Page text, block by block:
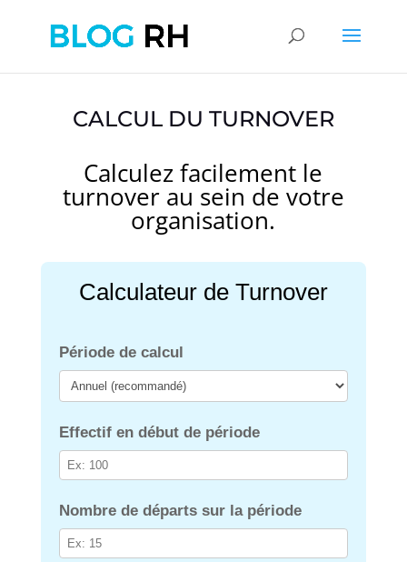
CALCUL DU TURNOVER
Calculez facilement le
turnover au sein de votre
organisation.
Calculateur de Turnover
Période de calcul
Effectif en début de période
Nombre de départs sur la période